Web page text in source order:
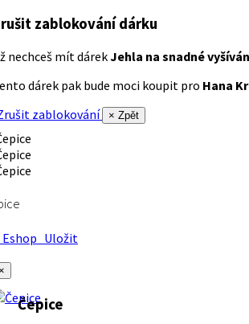
zablokování dárku
nechceš mít dárekJehla na snadné
dárek pak bude moci koupit pro Hana
zablokování
× Zpět
Uložit
Čepice